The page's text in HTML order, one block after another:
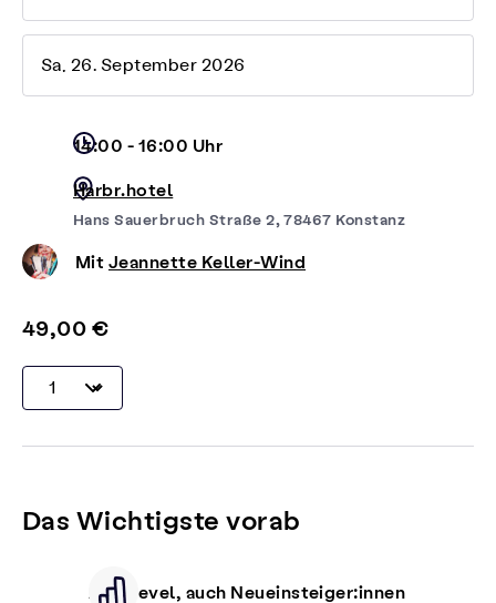
Sa, 26. September 2026
14:00 - 16:00 Uhr
Harbr.hotel
Hans Sauerbruch Straße 2, 78467 Konstanz
Mit Jeannette Keller-Wind
49,00 €
Das Wichtigste vorab
Alle Level, auch Neueinsteiger:innen